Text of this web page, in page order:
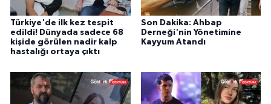
Türkiye'de ilk kez tespit
edildi! Dünyada sadece 68
kişide görülen nadir kalp
hastalığı ortaya çıktı
Son Dakika: Ahbap
Derneği'nin Yönetimine
Kayyum Atandı